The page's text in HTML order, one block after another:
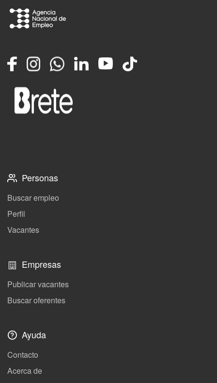
FacebookInstagramWhatsappLinkedInYouTube
TikTok
Personas
Buscar empleo
Perfil
Vacantes
Empresas
Publicar vacantes
Buscar oferentes
Ayuda
Contacto
Acerca de